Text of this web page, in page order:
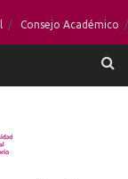
Consejo Académico